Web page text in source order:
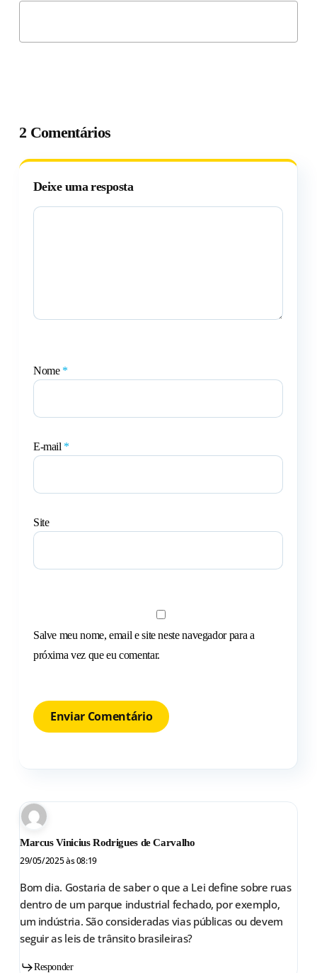
2 Comentários
Marcus Vinicius Rodrigues de Carvalho
29/05/2025 às 08:19
Bom dia. Gostaria de saber o que a Lei define sobre ruas
dentro de um parque industrial fechado, por exemplo,
um indústria. São consideradas vias públicas ou devem
seguir as leis de trânsito brasileiras?
Responder
Deixe uma resposta
Nome *
E-mail *
Site
Salve meu nome, email e site neste navegador para a
próxima vez que eu comentar.